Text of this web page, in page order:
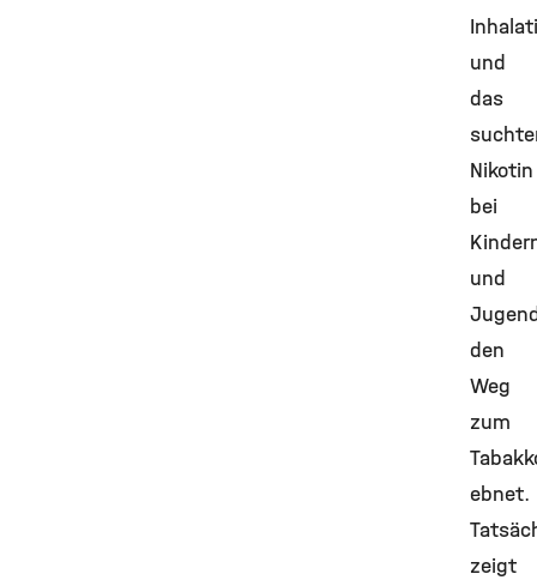
und
das
Nikotin
bei
und
den
Weg
zum
ebnet.
zeigt